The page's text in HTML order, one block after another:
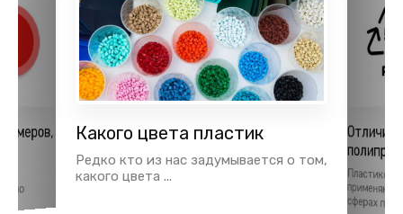
Какого цвета пластик
Редко кто из нас задумывается о том,
какого цвета ...
Отличия